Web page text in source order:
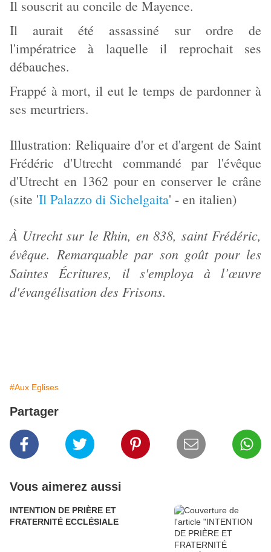
Il souscrit au concile de Mayence.
Il aurait été assassiné sur ordre de
l'impératrice à laquelle il reprochait ses
débauches.
Frappé à mort, il eut le temps de pardonner à
ses meurtriers.
Illustration: Reliquaire d'or et d'argent de Saint
Frédéric d'Utrecht commandé par l'évêque
d'Utrecht en 1362 pour en conserver le crâne
(site 'Il Palazzo di Sichelgaita' - en italien)
À Utrecht sur le Rhin, en 838, saint Frédéric,
évêque. Remarquable par son goût pour les
Saintes Écritures, il s'employa à l’œuvre
d'évangélisation des Frisons.
#Aux Eglises
Partager
Vous aimerez aussi
INTENTION DE PRIÈRE ET
FRATERNITÉ ECCLÉSIALE